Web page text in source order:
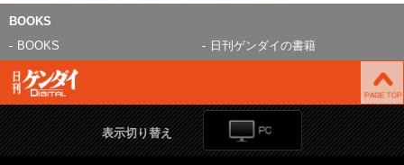
BOOKS
BOOKS
日刊ゲンダイの書籍
表示切り替え